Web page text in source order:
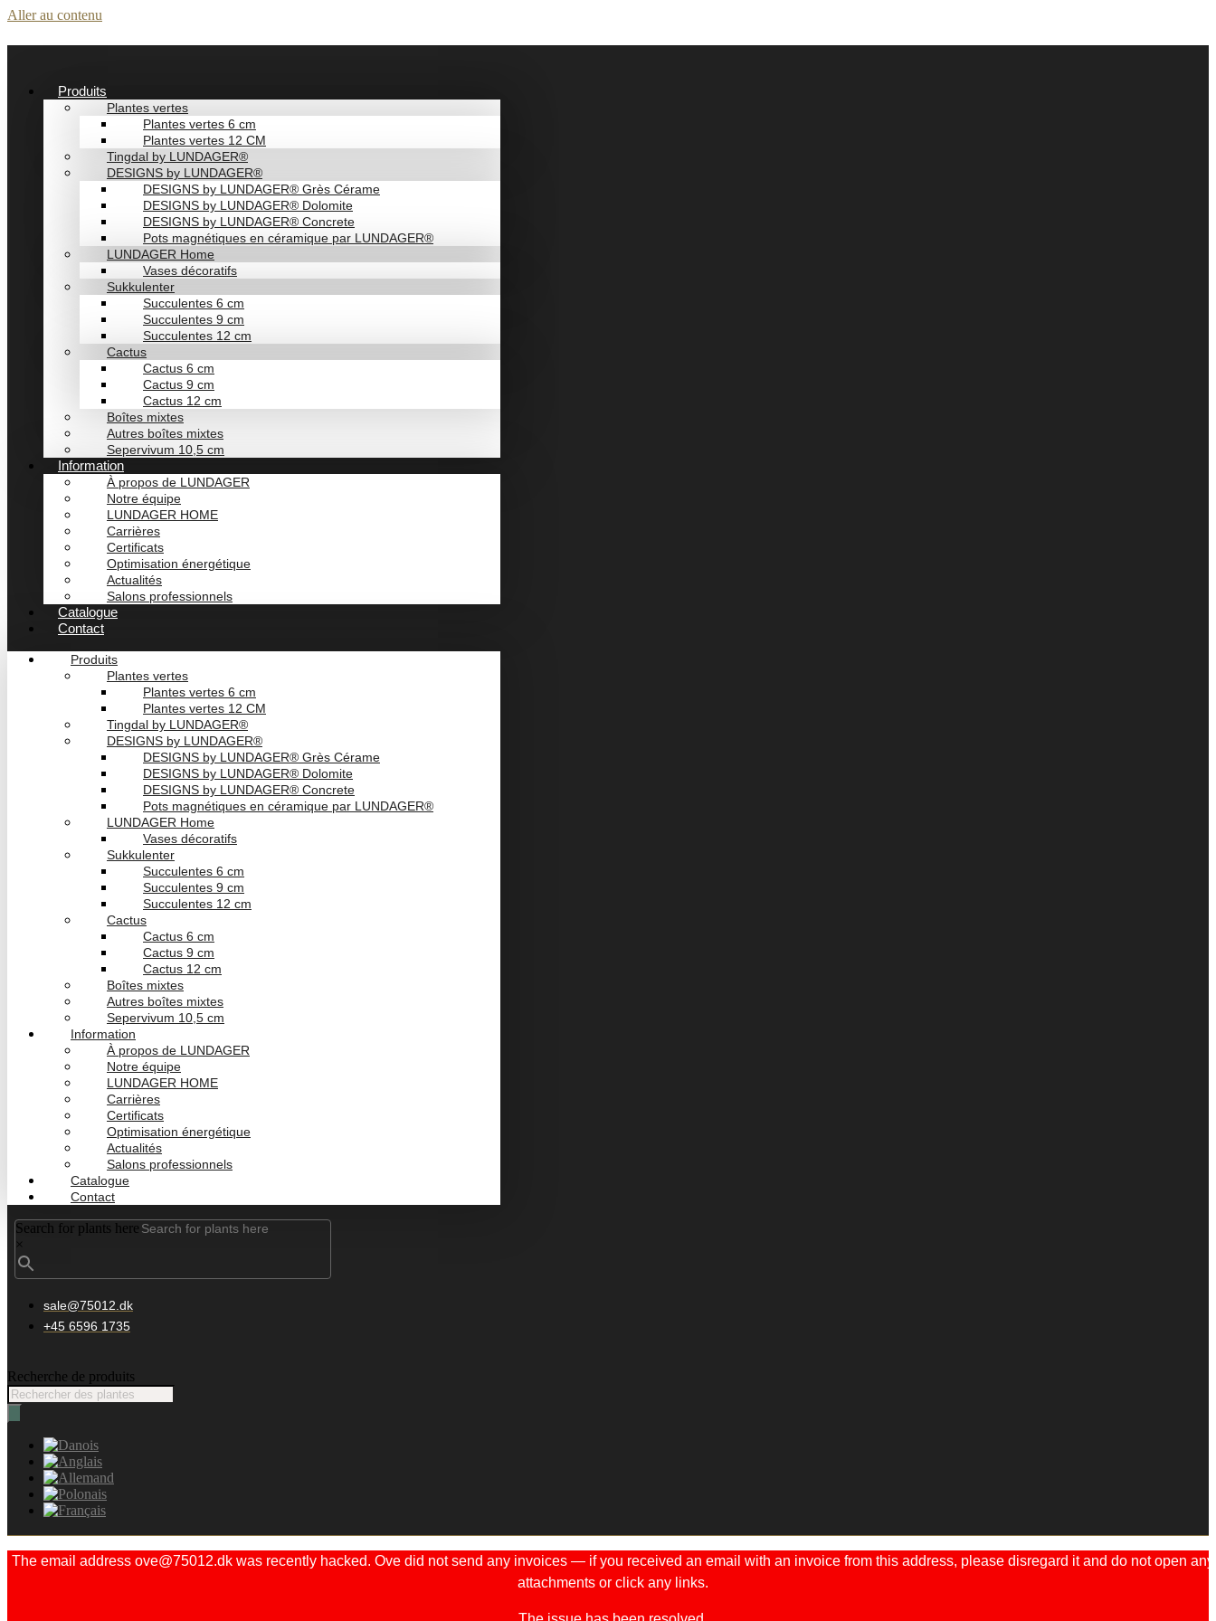
Aller au contenu
Produits
Plantes vertes
Plantes vertes 6 cm
Plantes vertes 12 CM
Tingdal by LUNDAGER®
DESIGNS by LUNDAGER®
DESIGNS by LUNDAGER® Grès Cérame
DESIGNS by LUNDAGER® Dolomite
DESIGNS by LUNDAGER® Concrete
Pots magnétiques en céramique par LUNDAGER®
LUNDAGER Home
Vases décoratifs
Sukkulenter
Succulentes 6 cm
Succulentes 9 cm
Succulentes 12 cm
Cactus
Cactus 6 cm
Cactus 9 cm
Cactus 12 cm
Boîtes mixtes
Autres boîtes mixtes
Sepervivum 10,5 cm
Information
À propos de LUNDAGER
Notre équipe
LUNDAGER HOME
Carrières
Certificats
Optimisation énergétique
Actualités
Salons professionnels
Catalogue
Contact
Produits
Plantes vertes
Plantes vertes 6 cm
Plantes vertes 12 CM
Tingdal by LUNDAGER®
DESIGNS by LUNDAGER®
DESIGNS by LUNDAGER® Grès Cérame
DESIGNS by LUNDAGER® Dolomite
DESIGNS by LUNDAGER® Concrete
Pots magnétiques en céramique par LUNDAGER®
LUNDAGER Home
Vases décoratifs
Sukkulenter
Succulentes 6 cm
Succulentes 9 cm
Succulentes 12 cm
Cactus
Cactus 6 cm
Cactus 9 cm
Cactus 12 cm
Boîtes mixtes
Autres boîtes mixtes
Sepervivum 10,5 cm
Information
À propos de LUNDAGER
Notre équipe
LUNDAGER HOME
Carrières
Certificats
Optimisation énergétique
Actualités
Salons professionnels
Catalogue
Contact
Search for plants here
×
sale@75012.dk
+45 6596 1735
Recherche de produits
The email address ove@75012.dk was recently hacked. Ove did not send any invoices — if you received an email with an invoice from this address, please disregard it and do not open any
attachments or click any links.